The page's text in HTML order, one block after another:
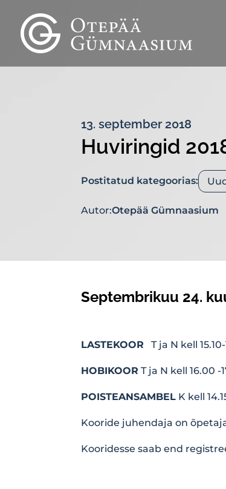
13. september 2018
Huviringid
Postitatud kategoorias:
Autor:Otepää Gümnaasium
Septembrikuu 24.
LASTEKOOR T ja N kell 15.10-
HOBIKOOR T ja N kell 16.00 -
POISTEANSAMBEL K kell
Kooride juhendaja on
Kooridesse saab end